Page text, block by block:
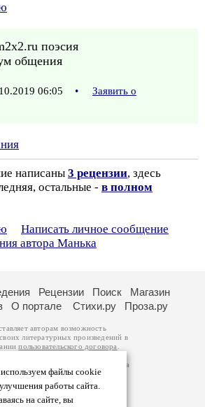
поэсия
общения
06:05 •
Заявить о
написаны 3 рецензии, здесь
остальные - в полном
Написать личное сообщение
автора Манька
файлы cookie
работы сайта.
на сайте, вы
Рецензии Поиск
Магазин
О портале Стихи.ру Проза.ру
авторам возможность
литературных произведений в
пользовательского договора
принадлежат авторам
Перепечатка произведений возможна
к которому вы можете
странице. Ответственность за
несут самостоятельно на
изаконодательства